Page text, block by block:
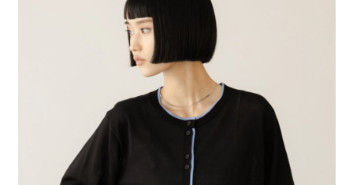
2.透過簡訊連結打開帳單後，可選擇「超商條碼／台灣大直營門市／銀行轉
帳／街口支付／iPASS MONEY」等通路繳費。
1.本服務係由「台灣大哥大股份有限公司」（以下簡稱本公司）所提供，讓
用戶於交易時，得透過本服務購買商品或服務，並由商店將買賣／分期付款
買賣價金債權讓與本公司後，依約使用本公司帳單繳交帳款。
2.基於同意付款使用「大哥付你分期」之契約關係目的，商店將以您的個人
資料（包含姓名、電話或地址）提供予台灣大哥大進項蒐集、處理及利用，
由本公司與您本人進行分期帳單所需資料之確認、核對及更正。
3.完整用戶服務條款，請詳閱以下連結：https://oppay.tw/userRule
【「AFTEE先享後付」結帳流程】
１．於結帳方式選擇「AFTEE先享後付」後，將跳轉至「AFTEE先享後付」
結帳頁面，進行簡訊認證並確認金額後，即可完成結帳。
２．訂單成立數日內，您將收到繳費通知簡訊。
３．收到繳費通知簡訊後14天內，點擊此簡訊中的連結，可透過四大超商／
ATM／網路銀行／等多元方式進行付款，方視為交易完成。
※ 請注意：結帳手續完成當下不需立刻繳費，但若您需要取消訂單，請聯絡
購買商品的店家。未經商家同意取消之訂單仍視為有效，需透過AFTEE先享
後付繳納相關費用。
※ 交易是否成功請以「AFTEE先享後付 」之結帳頁面顯示為準，若有關於
是否繳費成功／繳費後需取消欲退款等相關疑問，請聯繫「AFTEE先享後付
客戶支援中心」
https://netprotections.freshdesk.com/support/home
每筆NT$80，滿NT$888(含以上)免運費
每筆NT$80，滿NT$1,500(含以上)免運費
每筆NT$80，滿NT$1,500(含以上)免運費
每筆NT$80，滿NT$1,500(含以上)免運費